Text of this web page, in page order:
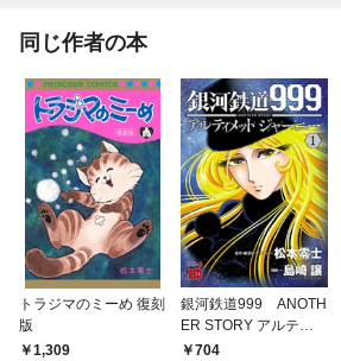
同じ作者の本
トラジマのミーめ 復刻
版
1,309
銀河鉄道999 ANOTH
ER STORY アルティ
メットジャーニー 1
704